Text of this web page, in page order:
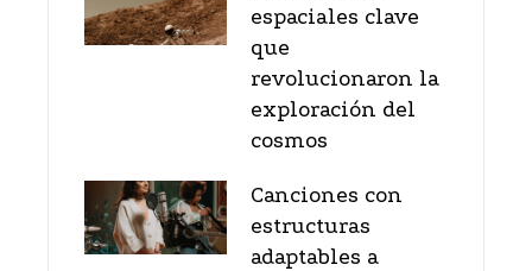
espaciales clave
que
revolucionaron la
exploración del
cosmos
Canciones con
estructuras
adaptables a